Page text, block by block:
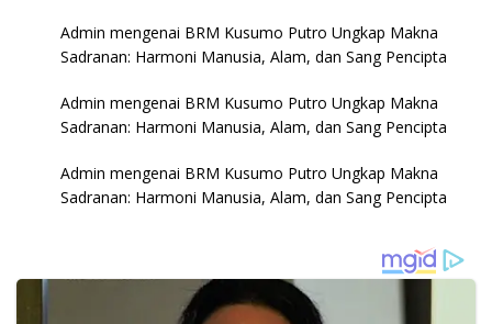
Admin mengenai BRM Kusumo Putro Ungkap Makna
Sadranan: Harmoni Manusia, Alam, dan Sang Pencipta
Admin mengenai BRM Kusumo Putro Ungkap Makna
Sadranan: Harmoni Manusia, Alam, dan Sang Pencipta
Admin mengenai BRM Kusumo Putro Ungkap Makna
Sadranan: Harmoni Manusia, Alam, dan Sang Pencipta